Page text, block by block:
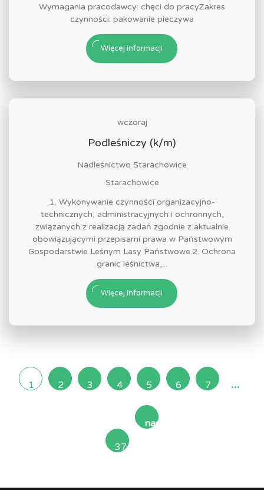
Wymagania pracodawcy: chęci do pracyZakres
czynności: pakowanie pieczywa
Więcej informacji
wczoraj
Podleśniczy (k/m)
Nadleśnictwo Starachowice
Starachowice
1. Wykonywanie czynności organizacyjno-
technicznych, administracyjnych i ochronnych,
związanych z realizacją zadań zgodnie z aktualnie
obowiązującymi przepisami prawa w Państwowym
Gospodarstwie Leśnym Lasy Państwowe.2. Ochrona
granic leśnictwa,...
Więcej informacji
1 2 3 4 5 6 7 ...
37
następna